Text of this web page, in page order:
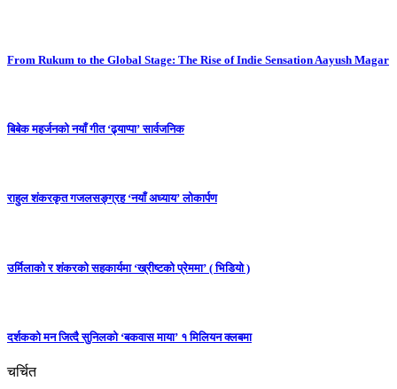
From Rukum to the Global Stage: The Rise of Indie Sensation Aayush Magar
बिबेक महर्जनको नयाँ गीत ‘ढ्याप्पा’ सार्वजनिक
राहुल शंकरकृत गजलसङ्ग्रह ‘नयाँ अध्याय’ लोकार्पण
उर्मिलाको र शंकरको सहकार्यमा ‘ख्रीष्टको प्रेममा’ ( भिडियो )
दर्शकको मन जित्दै सुनिलको ‘बकवास माया’ १ मिलियन क्लबमा
चर्चित